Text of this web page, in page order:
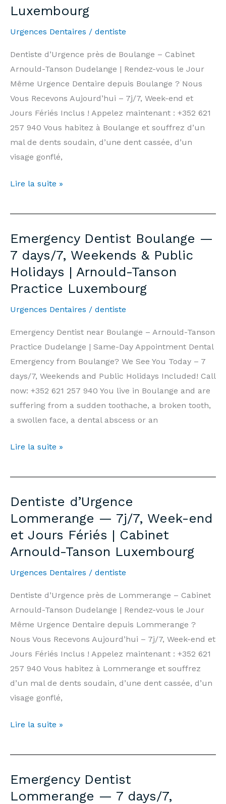
&
Holidays
|
Arnould-
Tanson
Practice
Luxembourg
Luxembourg
Urgences Dentaires / dentiste
Dentiste d’Urgence près de Boulange – Cabinet
Arnould-Tanson Dudelange | Rendez-vous le Jour
Même Urgence Dentaire depuis Boulange ? Nous
Vous Recevons Aujourd’hui – 7j/7, Week-end et
Jours Fériés Inclus ! Appelez maintenant : +352 621
257 940 Vous habitez à Boulange et souffrez d’un
mal de dents soudain, d’une dent cassée, d’un
visage gonflé,
Dentiste
Boulange
7j/7,
Week-
end
et
Fériés
|
Cabinet
Arnould-
Tanson
Luxembourg
Lire la suite »
Emergency Dentist Boulange —
7 days/7, Weekends & Public
Holidays | Arnould-Tanson
Practice Luxembourg
Urgences Dentaires / dentiste
Emergency Dentist near Boulange – Arnould-Tanson
Practice Dudelange | Same-Day Appointment Dental
Emergency from Boulange? We See You Today – 7
days/7, Weekends and Public Holidays Included! Call
now: +352 621 257 940 You live in Boulange and are
suffering from a sudden toothache, a broken tooth,
a swollen face, a dental abscess or an
Emergency
Boulange
7
days/7,
Weekends
&
Holidays
|
Arnould-
Tanson
Practice
Luxembourg
Lire la suite »
Dentiste d’Urgence
Lommerange — 7j/7, Week-end
et Jours Fériés | Cabinet
Arnould-Tanson Luxembourg
Urgences Dentaires / dentiste
Dentiste d’Urgence près de Lommerange – Cabinet
Arnould-Tanson Dudelange | Rendez-vous le Jour
Même Urgence Dentaire depuis Lommerange ?
Nous Vous Recevons Aujourd’hui – 7j/7, Week-end et
Jours Fériés Inclus ! Appelez maintenant : +352 621
257 940 Vous habitez à Lommerange et souffrez
d’un mal de dents soudain, d’une dent cassée, d’un
visage gonflé,
Dentiste
Lommerange
7j/7,
Week-
Lire la suite »
Emergency Dentist
Lommerange — 7 days/7,